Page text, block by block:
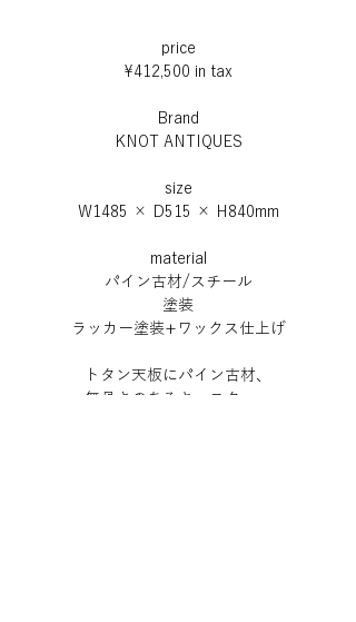
price
¥412,500 in tax
Brand
KNOT ANTIQUES
size
W1485 × D515 × H840mm
material
パイン古材/スチール
塗装
ラッカー塗装+ワックス仕上げ
トタン天板にパイン古材、
無骨さのあるキャスター、